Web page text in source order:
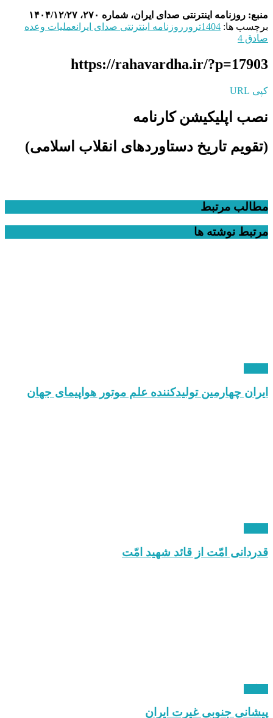
منبع: روزنامه اینترنتی صدای ایران، شماره ۲۷۰، ۱۴۰۴/۱۲/۲۷
برچسب ها: 1404ترور روزنامه اینترنتی صدای ایرانعملیات وعده
صادق 4
https://rahavardha.ir/?p=17903
کپی URL
نصب اپلیکیشن کارنامه
(تقویم تاریخ دستاوردهای انقلاب اسلامی​)
مطالب مرتبط
مرتبط نوشته ها
ایران چهارمین تولیدکننده علم موتور هواپیمای جهان
قدردانی امّت از قائد شهید امّت
پیشانی جنوبی غیرت ایران